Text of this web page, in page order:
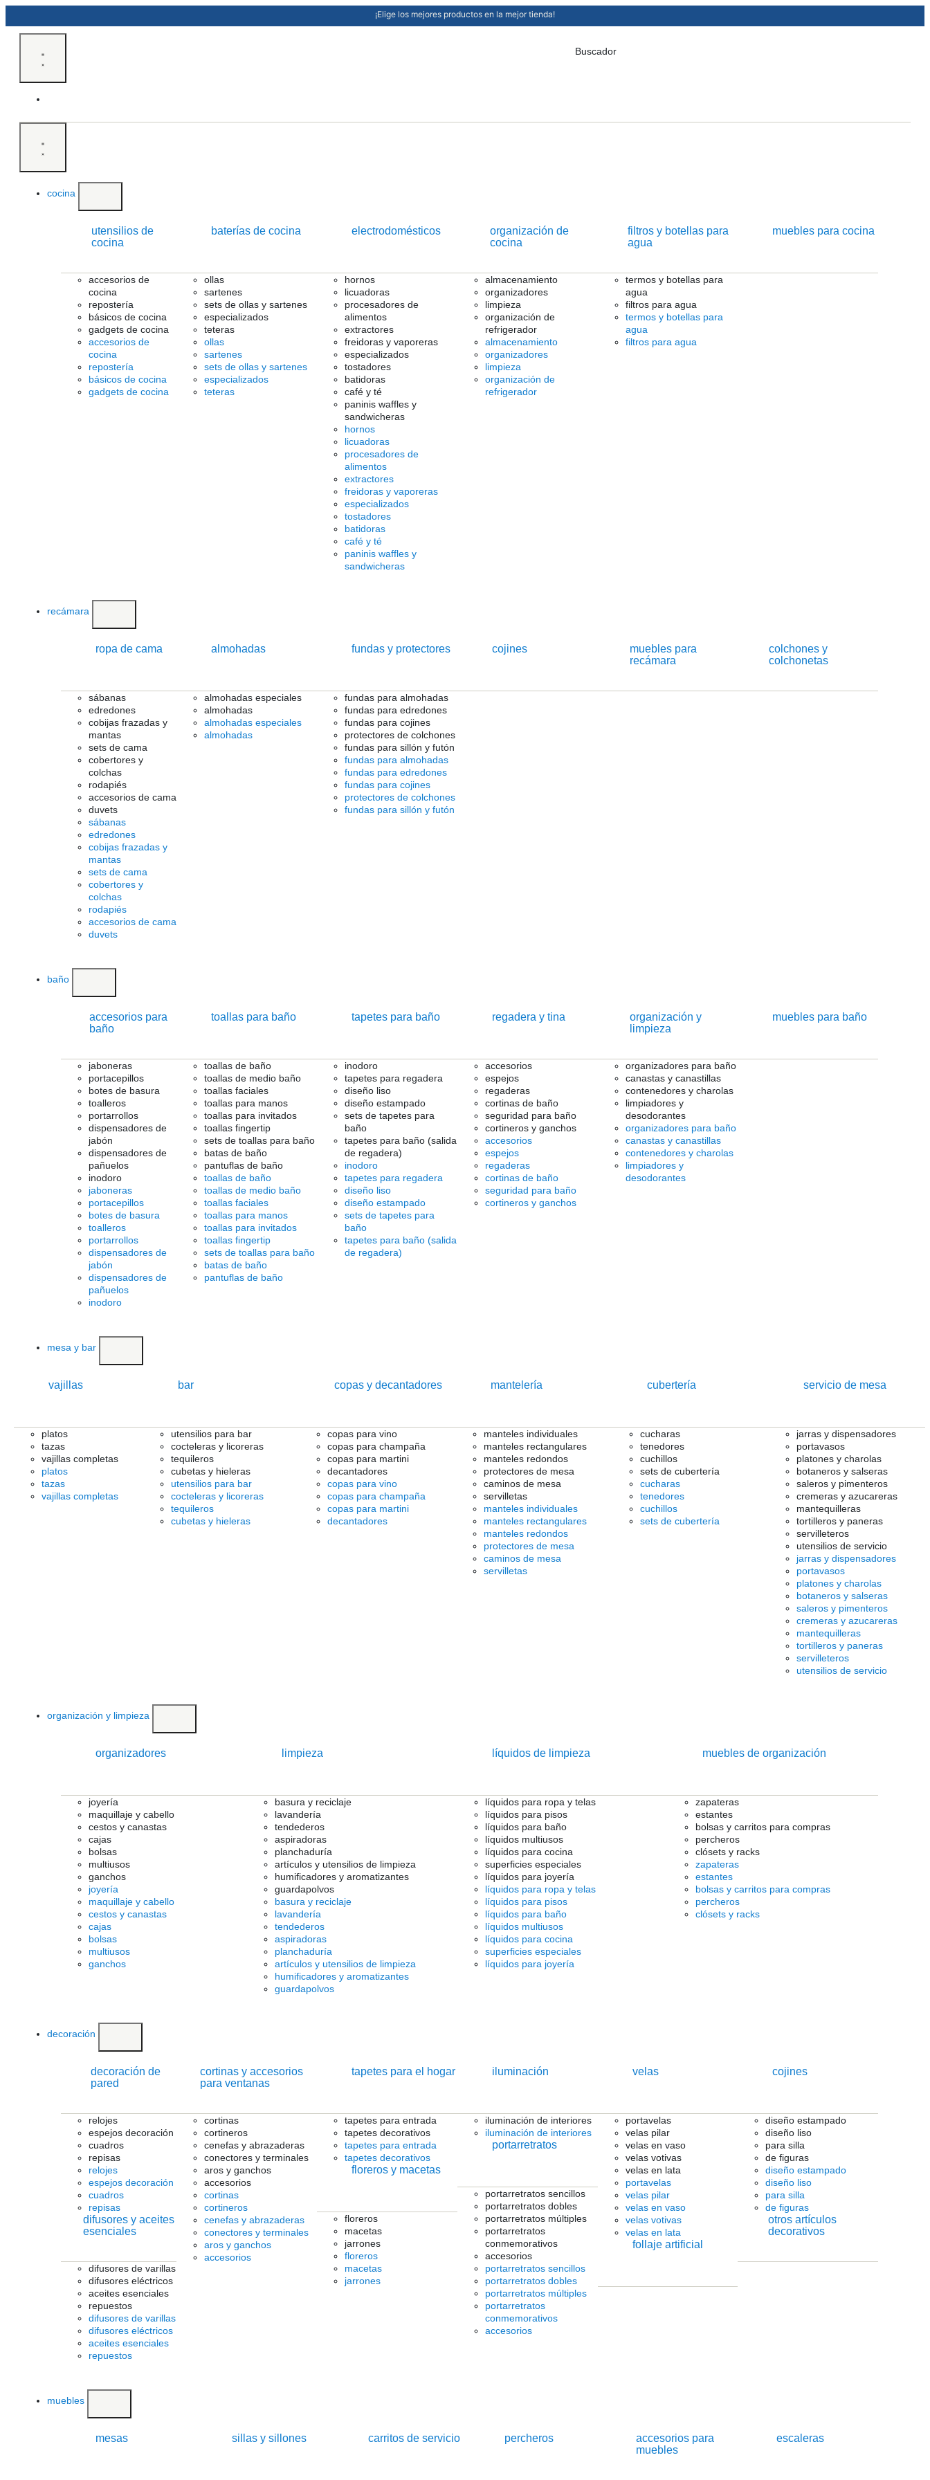
¡Elige los mejores productos en la mejor tienda!
Buscador
cocina
utensilios de
cocina
accesorios de
cocina
repostería
básicos de cocina
gadgets de cocina
accesorios de
cocina
repostería
básicos de cocina
gadgets de cocina
baterías de cocina
ollas
sartenes
sets de ollas y sartenes
especializados
teteras
ollas
sartenes
sets de ollas y sartenes
especializados
teteras
electrodomésticos
hornos
licuadoras
procesadores de
alimentos
extractores
freidoras y vaporeras
especializados
tostadores
batidoras
café y té
paninis waffles y
sandwicheras
hornos
licuadoras
procesadores de
alimentos
extractores
freidoras y vaporeras
especializados
tostadores
batidoras
café y té
paninis waffles y
sandwicheras
organización de
cocina
almacenamiento
organizadores
limpieza
organización de
refrigerador
almacenamiento
organizadores
limpieza
organización de
refrigerador
filtros y botellas para
agua
termos y botellas para
agua
filtros para agua
termos y botellas para
agua
filtros para agua
muebles para cocina
recámara
ropa de cama
sábanas
edredones
cobijas frazadas y
mantas
sets de cama
cobertores y
colchas
rodapiés
accesorios de cama
duvets
sábanas
edredones
cobijas frazadas y
mantas
sets de cama
cobertores y
colchas
rodapiés
accesorios de cama
duvets
almohadas
almohadas especiales
almohadas
almohadas especiales
almohadas
fundas y protectores
fundas para almohadas
fundas para edredones
fundas para cojines
protectores de colchones
fundas para sillón y futón
fundas para almohadas
fundas para edredones
fundas para cojines
protectores de colchones
fundas para sillón y futón
cojines
muebles para
recámara
colchones y
colchonetas
baño
accesorios para
baño
jaboneras
portacepillos
botes de basura
toalleros
portarrollos
dispensadores de
jabón
dispensadores de
pañuelos
inodoro
jaboneras
portacepillos
botes de basura
toalleros
portarrollos
dispensadores de
jabón
dispensadores de
pañuelos
inodoro
toallas para baño
toallas de baño
toallas de medio baño
toallas faciales
toallas para manos
toallas para invitados
toallas fingertip
sets de toallas para baño
batas de baño
pantuflas de baño
toallas de baño
toallas de medio baño
toallas faciales
toallas para manos
toallas para invitados
toallas fingertip
sets de toallas para baño
batas de baño
pantuflas de baño
tapetes para baño
inodoro
tapetes para regadera
diseño liso
diseño estampado
sets de tapetes para
baño
tapetes para baño (salida
de regadera)
inodoro
tapetes para regadera
diseño liso
diseño estampado
sets de tapetes para
baño
tapetes para baño (salida
de regadera)
regadera y tina
accesorios
espejos
regaderas
cortinas de baño
seguridad para baño
cortineros y ganchos
accesorios
espejos
regaderas
cortinas de baño
seguridad para baño
cortineros y ganchos
organización y
limpieza
organizadores para baño
canastas y canastillas
contenedores y charolas
limpiadores y
desodorantes
organizadores para baño
canastas y canastillas
contenedores y charolas
limpiadores y
desodorantes
muebles para baño
mesa y bar
vajillas
platos
tazas
vajillas completas
platos
tazas
vajillas completas
bar
utensilios para bar
cocteleras y licoreras
tequileros
cubetas y hieleras
utensilios para bar
cocteleras y licoreras
tequileros
cubetas y hieleras
copas y decantadores
copas para vino
copas para champaña
copas para martini
decantadores
copas para vino
copas para champaña
copas para martini
decantadores
mantelería
manteles individuales
manteles rectangulares
manteles redondos
protectores de mesa
caminos de mesa
servilletas
manteles individuales
manteles rectangulares
manteles redondos
protectores de mesa
caminos de mesa
servilletas
cubertería
cucharas
tenedores
cuchillos
sets de cubertería
cucharas
tenedores
cuchillos
sets de cubertería
servicio de mesa
jarras y dispensadores
portavasos
platones y charolas
botaneros y salseras
saleros y pimenteros
cremeras y azucareras
mantequilleras
tortilleros y paneras
servilleteros
utensilios de servicio
jarras y dispensadores
portavasos
platones y charolas
botaneros y salseras
saleros y pimenteros
cremeras y azucareras
mantequilleras
tortilleros y paneras
servilleteros
utensilios de servicio
organización y limpieza
organizadores
joyería
maquillaje y cabello
cestos y canastas
cajas
bolsas
multiusos
ganchos
joyería
maquillaje y cabello
cestos y canastas
cajas
bolsas
multiusos
ganchos
limpieza
basura y reciclaje
lavandería
tendederos
aspiradoras
planchaduría
artículos y utensilios de limpieza
humificadores y aromatizantes
guardapolvos
basura y reciclaje
lavandería
tendederos
aspiradoras
planchaduría
artículos y utensilios de limpieza
humificadores y aromatizantes
guardapolvos
líquidos de limpieza
líquidos para ropa y telas
líquidos para pisos
líquidos para baño
líquidos multiusos
líquidos para cocina
superficies especiales
líquidos para joyería
líquidos para ropa y telas
líquidos para pisos
líquidos para baño
líquidos multiusos
líquidos para cocina
superficies especiales
líquidos para joyería
muebles de organización
zapateras
estantes
bolsas y carritos para compras
percheros
clósets y racks
zapateras
estantes
bolsas y carritos para compras
percheros
clósets y racks
decoración
decoración de
pared
relojes
espejos decoración
cuadros
repisas
relojes
espejos decoración
cuadros
repisas
difusores y aceites
esenciales
difusores de varillas
difusores eléctricos
aceites esenciales
repuestos
difusores de varillas
difusores eléctricos
aceites esenciales
repuestos
cortinas y accesorios
para ventanas
cortinas
cortineros
cenefas y abrazaderas
conectores y terminales
aros y ganchos
accesorios
cortinas
cortineros
cenefas y abrazaderas
conectores y terminales
aros y ganchos
accesorios
tapetes para el hogar
tapetes para entrada
tapetes decorativos
tapetes para entrada
tapetes decorativos
floreros y macetas
floreros
macetas
jarrones
floreros
macetas
jarrones
iluminación
iluminación de interiores
iluminación de interiores
portarretratos
portarretratos sencillos
portarretratos dobles
portarretratos múltiples
portarretratos
conmemorativos
accesorios
portarretratos sencillos
portarretratos dobles
portarretratos múltiples
portarretratos
conmemorativos
accesorios
velas
portavelas
velas pilar
velas en vaso
velas votivas
velas en lata
portavelas
velas pilar
velas en vaso
velas votivas
velas en lata
follaje artificial
cojines
diseño estampado
diseño liso
para silla
de figuras
diseño estampado
diseño liso
para silla
de figuras
otros artículos
decorativos
muebles
mesas sillas y sillones carritos de servicio percheros
accesorios para
muebles
escaleras